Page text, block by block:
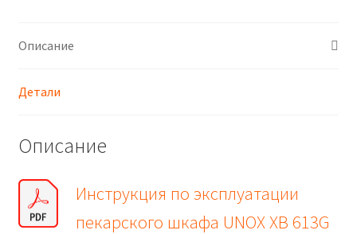
Описание
Детали
Описание
Инструкция по эксплуатации
пекарского шкафа UNOX XB 613G